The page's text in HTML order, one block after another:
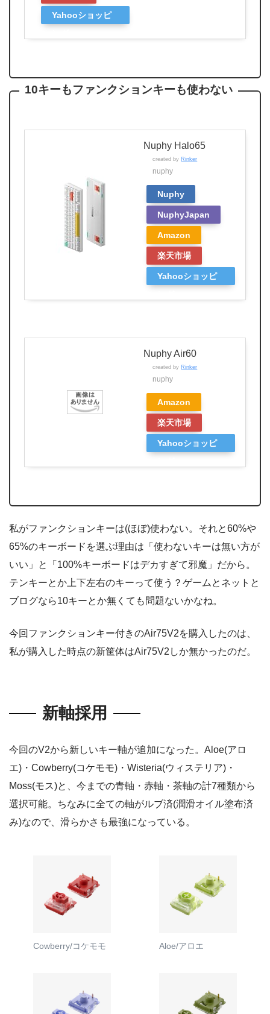
Yahooショッピ
10キーもファンクションキーも使わない
Nuphy Halo65
created by Rinker
nuphy
Nuphy
NuphyJapan
Amazon
楽天市場
Yahooショッピ
Nuphy Air60
created by Rinker
nuphy
Amazon
楽天市場
Yahooショッピ
私がファンクションキーは(ほぼ)使わない。それと60%や
65%のキーボードを選ぶ理由は「使わないキーは無い方が
いい」と「100%キーボードはデカすぎて邪魔」だから。
テンキーとか上下左右のキーって使う？ゲームとネットと
ブログなら10キーとか無くても問題ないかなね。
今回ファンクションキー付きのAir75V2を購入したのは、
私が購入した時点の新筐体はAir75V2しか無かったのだ。
新軸採用
今回のV2から新しいキー軸が追加になった。Aloe(アロ
エ)・Cowberry(コケモモ)・Wisteria(ウィステリア)・
Moss(モス)と、今までの青軸・赤軸・茶軸の計7種類から
選択可能。ちなみに全ての軸がルブ済(潤滑オイル塗布済
み)なので、滑らかさも最強になっている。
Cowberry/コケモモ Aloe/アロエ